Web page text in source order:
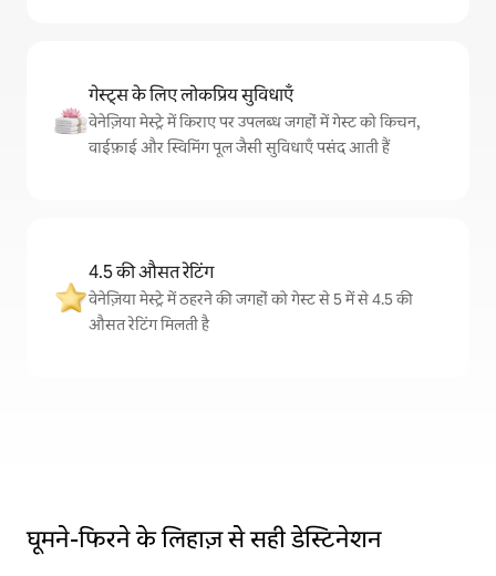
गेस्ट्स के लिए लोकप्रिय सुविधाएँ
वेनेज़िया मेस्ट्रे में किराए पर उपलब्ध जगहों में गेस्ट को किचन,
वाईफ़ाई और स्विमिंग पूल जैसी सुविधाएँ पसंद आती हैं
4.5 की औसत रेटिंग
वेनेज़िया मेस्ट्रे में ठहरने की जगहों को गेस्ट से 5 में से 4.5 की
औसत रेटिंग मिलती है
घूमने-फिरने के लिहाज़ से सही डेस्टिनेशन